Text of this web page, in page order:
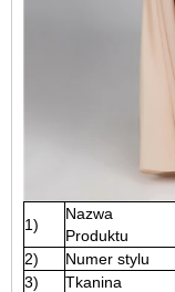
1)
Nazwa
Produktu
2)
Numer stylu
3)
Tkanina